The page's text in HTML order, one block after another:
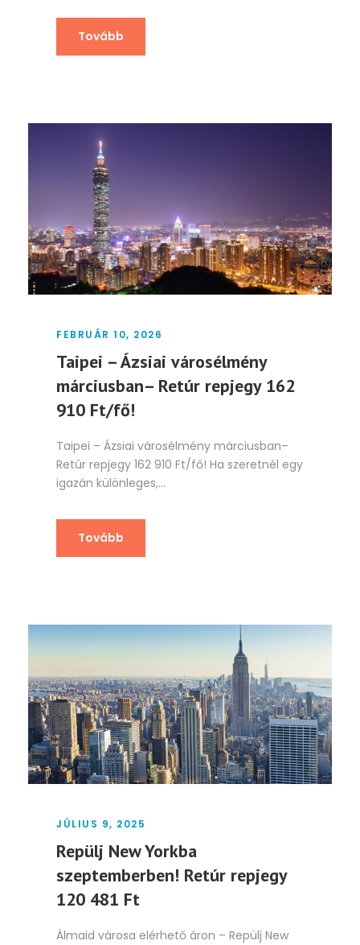
Tovább
FEBRUÁR 10, 2026
Taipei – Ázsiai városélmény
márciusban– Retúr repjegy 162
910 Ft/fő!
Taipei – Ázsiai városélmény márciusban–
Retúr repjegy 162 910 Ft/fő! Ha szeretnél egy
igazán különleges,...
Tovább
JÚLIUS 9, 2025
Repülj New Yorkba
szeptemberben! Retúr repjegy
120 481 Ft
Álmaid városa elérhető áron – Repülj New